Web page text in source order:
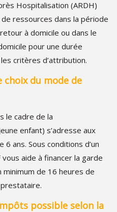
Hospitalisation (ARDH)
ressources dans la période
à domicile ou dans le
pour une durée
critères d’attribution.
du mode de
le cadre de la
enfant) s’adresse aux
ans. Sous conditions d’un
aide à financer la garde
de 16 heures de
possible selon la